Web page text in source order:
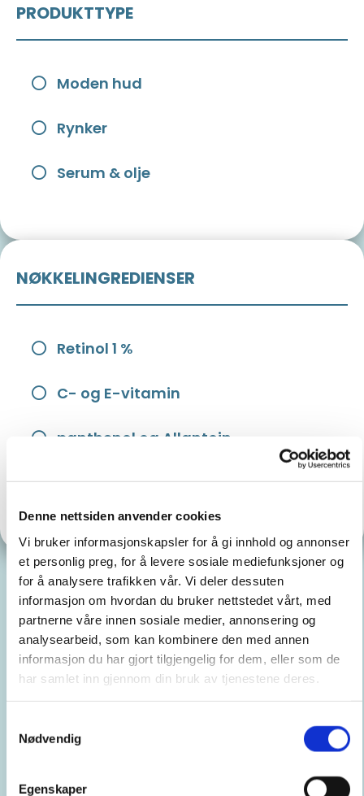
Denne nettsiden anvender cookies
Vi bruker informasjonskapsler for å gi innhold og annonser
et personlig preg, for å levere sosiale mediefunksjoner og
for å analysere trafikken vår. Vi deler dessuten
informasjon om hvordan du bruker nettstedet vårt, med
partnerne våre innen sosiale medier, annonsering og
analysearbeid, som kan kombinere den med annen
informasjon du har gjort tilgjengelig for dem, eller som de
har samlet inn gjennom din bruk av tjenestene deres.
Nødvendig
Egenskaper
PRODUKTTYPE
Moden hud
Rynker
Serum & olje
NØKKELINGREDIENSER
Retinol 1 %
C- og E-vitamin
panthenol og Allantoin
Ceramider & Kolesterol
Bruk
nattkrem. Da dette er et svært aktivt serum
anbefales det å venne huden til produktet.
eksfolierende nattkrem( Light Ceutic eller Turn